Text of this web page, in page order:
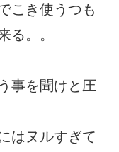
こき使うつも
る。。
事を聞けと圧
はヌルすぎて